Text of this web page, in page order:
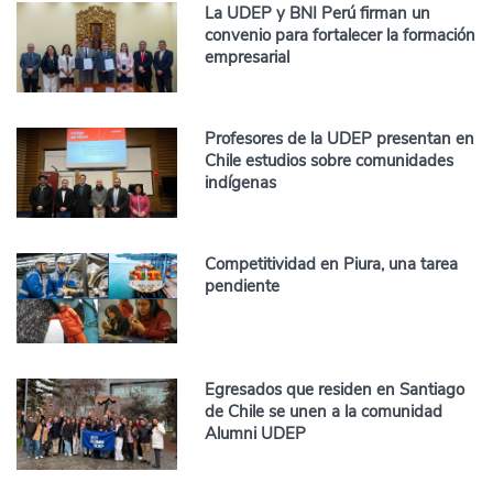
La UDEP y BNI Perú firman un
convenio para fortalecer la formación
empresarial
Profesores de la UDEP presentan en
Chile estudios sobre comunidades
indígenas
Competitividad en Piura, una tarea
pendiente
Egresados que residen en Santiago
de Chile se unen a la comunidad
Alumni UDEP